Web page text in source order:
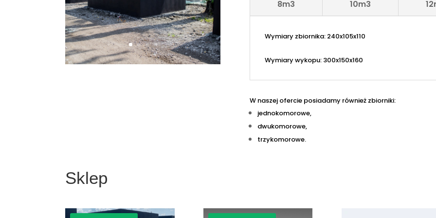
8m3 10m3
Wymiary zbiornika: 240x105x110
Wymiary wykopu: 300x150x160
W naszej ofercie posiadamy również zbiorniki:
jednokomorowe,
dwukomorowe,
trzykomorowe.
Sklep